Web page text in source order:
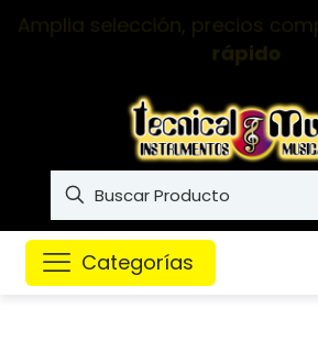
Instrumentos musicales de
Categorías